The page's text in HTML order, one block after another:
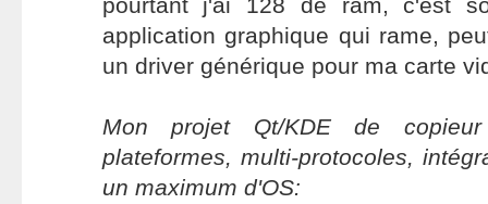
application graphique qui rame,
un driver générique pour ma carte
Mon projet Qt/KDE de
plateformes, multi-protocoles,
un maximum d'OS: